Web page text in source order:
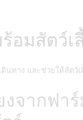
อมสัตว์เ
นทาง และช่วยให้สัตว์เ
งจากฟา